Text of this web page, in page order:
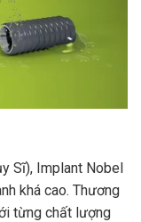
Sĩ), Implant Nobel
khá cao. Thương
từng chất lượng